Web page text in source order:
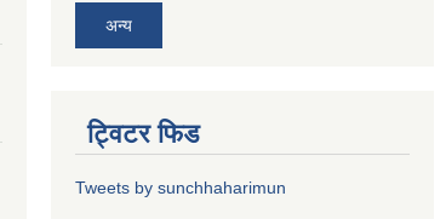
अन्य
ट्विटर फिड
Tweets by sunchhaharimun